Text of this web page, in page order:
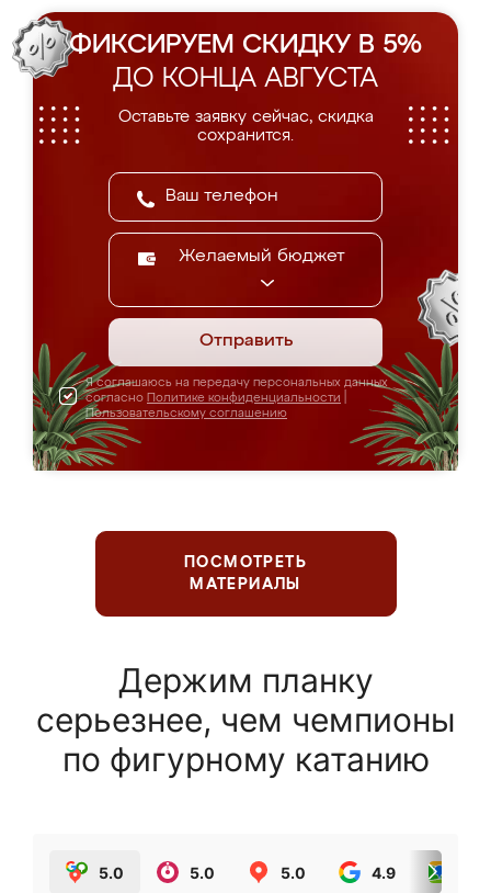
ФИКСИРУЕМ СКИДКУ В 5%
ДО КОНЦА АВГУСТА
Оставьте заявку сейчас, скидка
сохранится.
Желаемый бюджет
Отправить
Я соглашаюсь на передачу персональных данных
согласно Политике конфиденциальности
Пользовательскому соглашению
ПОСМОТРЕТЬ
МАТЕРИАЛЫ
Держим планку
серьезнее, чем чемпионы
по фигурному катанию
5.0 5.0 5.0 4.9